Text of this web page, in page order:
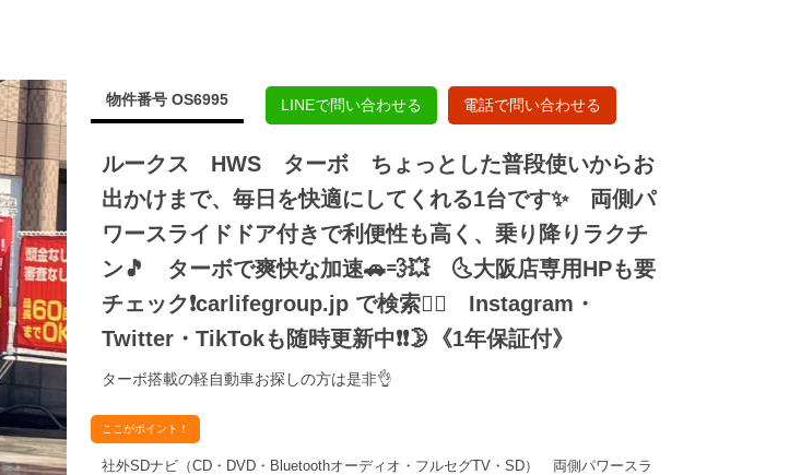
物件番号 OS6995 LINEで問い合わせる 電話で問い合わせる
ルークス HWS ターボ ちょっとした普段使いからお
出かけまで、毎日を快適にしてくれる1台です✨ 両側パ
ワースライドドア付きで利便性も高く、乗り降りラクチ
ン🎵 ターボで爽快な加速🚗💨💥 🌜大阪店専用HPも要
チェック❗carlifegroup.jp で検索🕵️‍♂️ Instagram・
Twitter・TikTokも随時更新中❗❗🌛《1年保証付》
ターボ搭載の軽自動車お探しの方は是非👌
ここがポイント！
社外SDナビ（CD・DVD・Bluetoothオーディオ・フルセグTV・SD） 両側パワースラ